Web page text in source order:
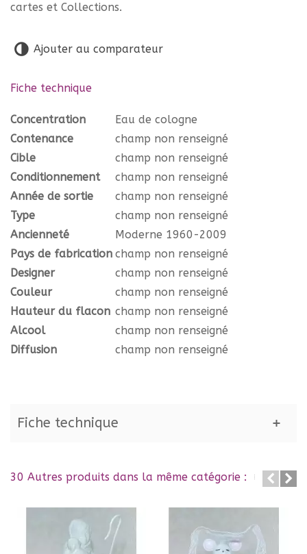
cartes et Collections.
Ajouter au comparateur
Fiche technique
Concentration
Eau de cologne
Contenance
champ non renseigné
Cible
champ non renseigné
Conditionnement
champ non renseigné
Année de sortie
champ non renseigné
Type
champ non renseigné
Ancienneté
Moderne 1960-2009
Pays de fabrication champ non renseigné
Designer
champ non renseigné
Couleur
champ non renseigné
Hauteur du flacon champ non renseigné
Alcool
champ non renseigné
Diffusion
champ non renseigné
Fiche technique
30 Autres produits dans la même catégorie :